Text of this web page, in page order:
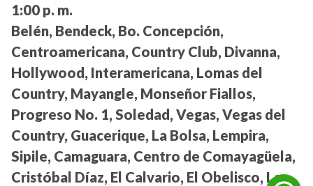
1:00 p. m.
Belén, Bendeck, Bo. Concepción,
Centroamericana, Country Club, Divanna,
Hollywood, Interamericana, Lomas del
Country, Mayangle, Monseñor Fiallos,
Progreso No. 1, Soledad, Vegas, Vegas del
Country, Guacerique, La Bolsa, Lempira,
Sipile, Camaguara, Centro de Comayagüela,
Cristóbal Díaz, El Calvario, El Obelisco, La